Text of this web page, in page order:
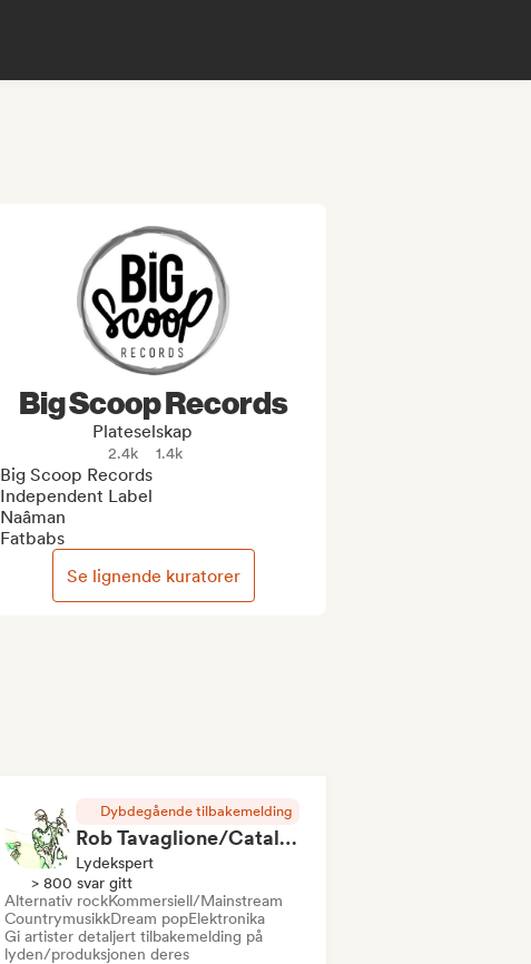
Big Scoop Records
Plateselskap
2.4k 1.4k
Big Scoop Records
Independent Label
Naâman
Fatbabs
Se lignende kuratorer
Dybdegående tilbakemelding
Rob Tavaglione/Catalyst Recording
Lydekspert
> 800 svar gitt
Alternativ rockKommersiell/Mainstream
CountrymusikkDream popElektronika
Gi artister detaljert tilbakemelding på
lyden/produksjonen deres